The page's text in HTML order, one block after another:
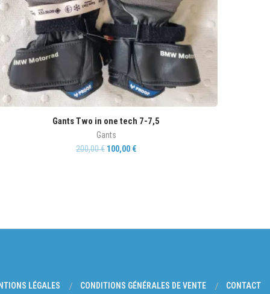
Gants Two in one tech 7-7,5
Gants
200,00€ 100,00 €
LÉGALES CONDITIONS GÉNÉRALES DE VENTE CONTACT